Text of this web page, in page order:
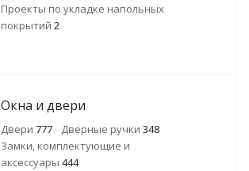
Проекты по укладке напольных
покрытий 2
Окна и двери
Двери 777 Дверные ручки 348
Замки, комплектующие и
аксессуары 444